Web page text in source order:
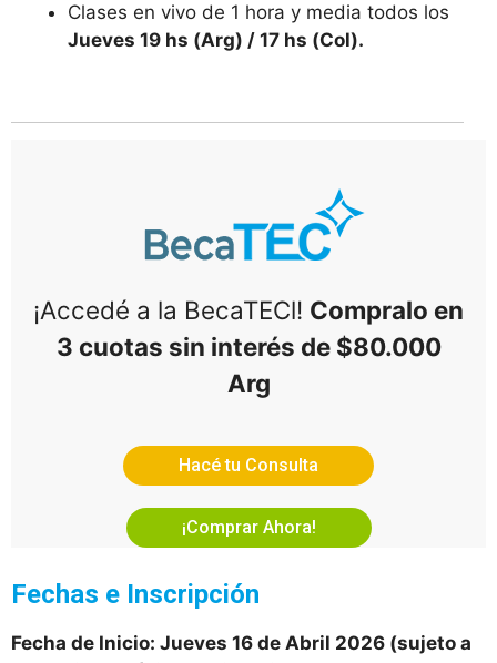
Clases en vivo de 1 hora y media todos los
Jueves 19 hs (Arg) / 17 hs (Col).
¡Accedé a la BecaTECl! Compralo en
3 cuotas sin interés de $80.000
Arg
Hacé tu Consulta
¡Comprar Ahora!
Fechas e Inscripción
Fecha de Inicio: Jueves 16 de Abril 2026 (sujeto a